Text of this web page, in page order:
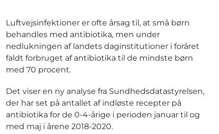
Luftvejsinfektioner er ofte årsag til, at små børn
behandles med antibiotika, men under
nedlukningen af landets daginstitutioner i foråret
faldt forbruget af antibiotika til de mindste børn
med 70 procent.
Det viser en ny analyse fra Sundhedsdatastyrelsen,
der har set på antallet af indløste recepter på
antibiotika for de 0-4-årige i perioden januar til og
med maj i årene 2018-2020.